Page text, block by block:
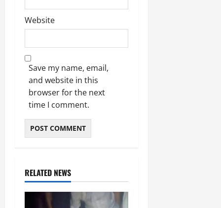
Website
Save my name, email,
and website in this
browser for the next
time I comment.
RELATED NEWS